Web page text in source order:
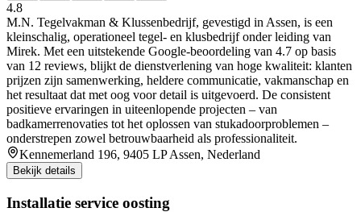
4.8
M.N. Tegelvakman & Klussenbedrijf, gevestigd in Assen, is een
kleinschalig, operationeel tegel- en klusbedrijf onder leiding van
Mirek. Met een uitstekende Google-beoordeling van 4.7 op basis
van 12 reviews, blijkt de dienstverlening van hoge kwaliteit: klanten
prijzen zijn samenwerking, heldere communicatie, vakmanschap en
het resultaat dat met oog voor detail is uitgevoerd. De consistent
positieve ervaringen in uiteenlopende projecten – van
badkamerrenovaties tot het oplossen van stukadoorproblemen –
onderstrepen zowel betrouwbaarheid als professionaliteit.
Kennemerland 196, 9405 LP Assen, Nederland
Bekijk details
Installatie service oosting